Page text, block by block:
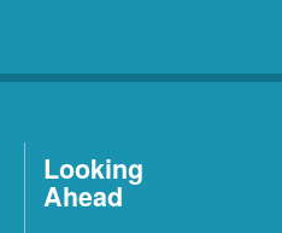
Looking
Ahead